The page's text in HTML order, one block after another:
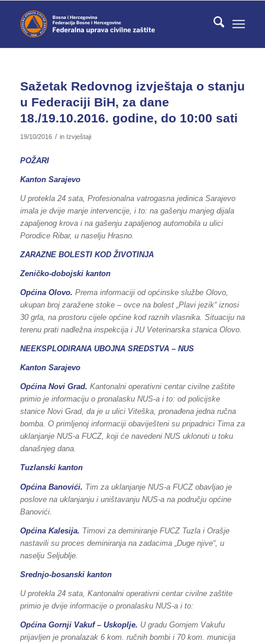
Sažetak Redovnog izvještaja o stanju
u Federaciji BiH, za dane
18./19.10.2016. godine, do 10:00 sati
19/10/2016 / in Izvještaji
POŽARI
Kanton Sarajevo
U protekla 24 sata, Profesionalna vatrogasna jedinica Sarajevo
imala je dvije manje intervencije, i to: na gašenju manjeg dijala
zapaljenog krova i na gašenju zapaljenog automobila u ulici
Porodice Ribar, u naselju Hrasno.
ZARAZNE BOLESTI KOD ŽIVOTINJA
Zeničko-dobojski kanton
Općina Olovo. Prema informaciji od općinske službe Olovo,
ukupan broj zaražene stoke – ovce na bolest „Plavi jezik“ iznosi
30 grla, na prostoru cijele općine kod raznih vlasnika. Situaciju na
terenu prati nadležna inspekcija i JU Veterinarska stanica Olovo.
NEEKSPLODIRANA UBOJNA SREDSTVA – NUS
Kanton Sarajevo
Općina Novi Grad. Kantonalni operativni centar civilne zaštite
primio je informaciju o pronalasku NUS-a i to: od policijske
stanice Novi Grad, da je u ulici Viteška, pronađena jedna ručna
bomba. O primljenoj informaciji obaviješteni su pripadnici Tima za
uklanjanje NUS-a FUCZ, koji će navedeni NUS uklonuti u toku
današnjeg dana.
Tuzlanski kanton
Općina Banovići. Tim za uklanjanje NUS-a FUCZ obavljao je
poslove na uklanjanju i uništavanju NUS-a na području općine
Banovići.
Općina Kalesija. Timovi za deminiranje FUCZ Tuzla i Orašje
nastavili su proces deminiranja na zadacima „Duge njive“, u
naselju Seljublje.
Srednjo-bosanski kanton
U protekla 24 sata, Kantonalni operativni centar civilne zaštite
primio je dvije informacije o pronalasku NUS-a i to:
Općina Gornji Vakuf – Uskoplje. U gradu Gornjem Vakufu
prijavljen je pronalazak 6 kom. ručnih bombi i 70 kom. municija